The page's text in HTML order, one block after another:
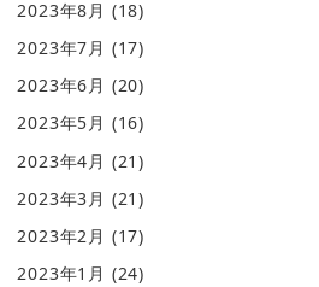
2023年8月 (18)
2023年7月 (17)
2023年6月 (20)
2023年5月 (16)
2023年4月 (21)
2023年3月 (21)
2023年2月 (17)
2023年1月 (24)